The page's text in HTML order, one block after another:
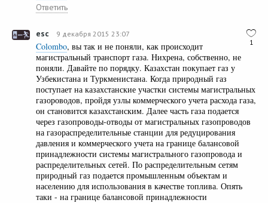
Ответить
1
esc 9 декабря 2015 23:07
Colombo, вы так и не поняли, как происходит
магистральный транспорт газа. Нихрена, собственно, не
поняли. Давайте по порядку. Казахстан покупает газ у
Узбекистана и Туркменистана. Когда природный газ
поступает на казахстанские участки системы магистральных
газороводов, пройдя узлы коммерческого учета расхода газа,
он становится казахстанским. Далее часть газа подается
через газопроводы-отводы от магистральных газопроводов
на газораспределительные станции для редуцирования
давления и коммерческого учета на границе балансовой
принадлежности системы магистрального газопровода и
распределительных сетей. По распределительным сетям
природный газ подается промышленным объектам и
населению для использования в качестве топлива. Опять
таки - на границе балансовой принадлежности